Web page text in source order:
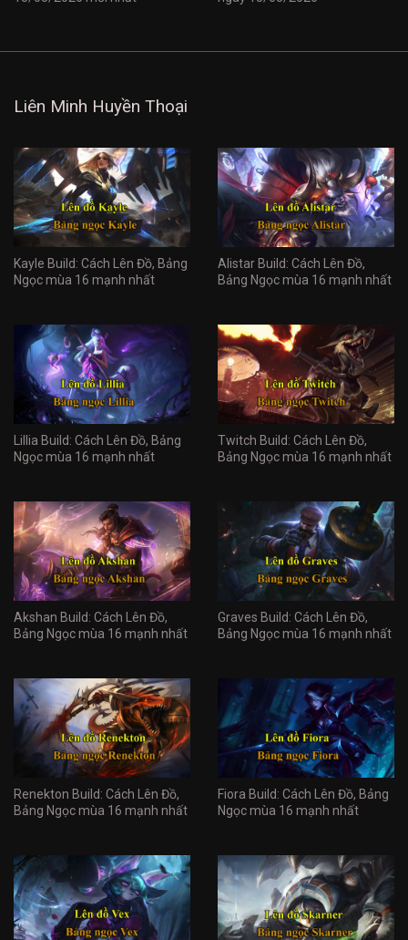
Liên Minh Huyền Thoại
Kayle Build: Cách Lên Đồ, Bảng
Ngọc mùa 16 mạnh nhất
Alistar Build: Cách Lên Đồ,
Bảng Ngọc mùa 16 mạnh nhất
Lillia Build: Cách Lên Đồ, Bảng
Ngọc mùa 16 mạnh nhất
Twitch Build: Cách Lên Đồ,
Bảng Ngọc mùa 16 mạnh nhất
Akshan Build: Cách Lên Đồ,
Bảng Ngọc mùa 16 mạnh nhất
Graves Build: Cách Lên Đồ,
Bảng Ngọc mùa 16 mạnh nhất
Renekton Build: Cách Lên Đồ,
Bảng Ngọc mùa 16 mạnh nhất
Fiora Build: Cách Lên Đồ, Bảng
Ngọc mùa 16 mạnh nhất